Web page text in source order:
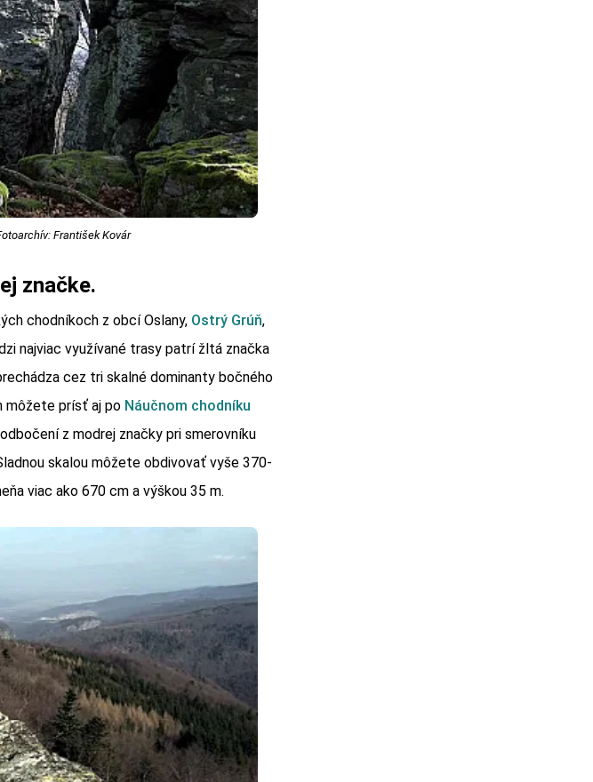
František Kovár
značke.
chodníkoch z obcí Oslany, Ostrý Grúň,
najviac využívané trasy patrí žltá značka
cez tri skalné dominanty bočného
môžete prísť aj po Náučnom chodníku
z modrej značky pri smerovníku
skalou môžete obdivovať vyše 370-
viac ako 670 cm a výškou 35 m.